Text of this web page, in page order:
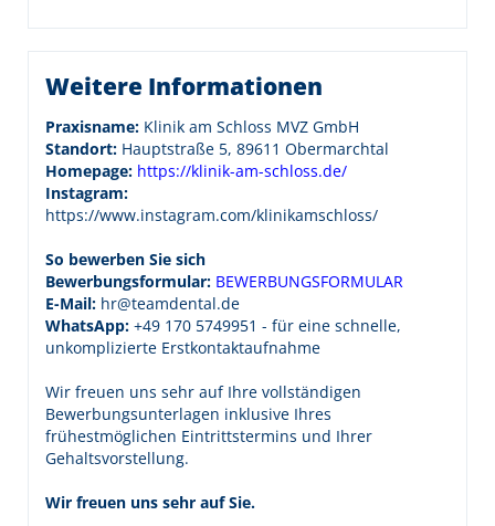
Weitere Informationen
Praxisname: Klinik am Schloss MVZ GmbH
Standort: Hauptstraße 5, 89611 Obermarchtal
Homepage: https://klinik-am-schloss.de/
Instagram:
https://www.instagram.com/klinikamschloss/
So bewerben Sie sich
Bewerbungsformular: BEWERBUNGSFORMULAR
E-Mail: hr@teamdental.de
WhatsApp: +49 170 5749951 - für eine schnelle,
unkomplizierte Erstkontaktaufnahme
Wir freuen uns sehr auf Ihre vollständigen
Bewerbungsunterlagen inklusive Ihres
frühestmöglichen Eintrittstermins und Ihrer
Gehaltsvorstellung.
Wir freuen uns sehr auf Sie.